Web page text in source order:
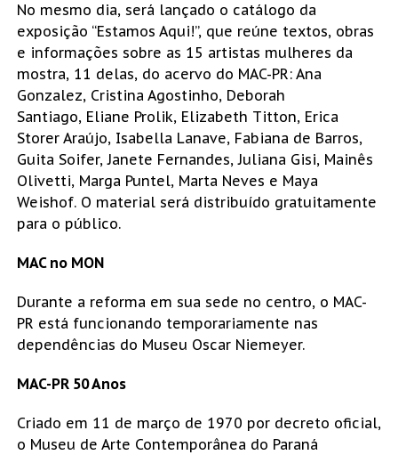
No mesmo dia, será lançado o catálogo da
exposição “Estamos Aqui!”, que reúne textos, obras
e informações sobre as 15 artistas mulheres da
mostra, 11 delas, do acervo do MAC-PR: Ana
Gonzalez, Cristina Agostinho, Deborah
Santiago, Eliane Prolik, Elizabeth Titton, Erica
Storer Araújo, Isabella Lanave, Fabiana de Barros,
Guita Soifer, Janete Fernandes, Juliana Gisi, Mainês
Olivetti, Marga Puntel, Marta Neves e Maya
Weishof. O material será distribuído gratuitamente
para o público.
MAC no MON
Durante a reforma em sua sede no centro, o MAC-
PR está funcionando temporariamente nas
dependências do Museu Oscar Niemeyer.
MAC-PR 50 Anos
Criado em 11 de março de 1970 por decreto oficial,
o Museu de Arte Contemporânea do Paraná